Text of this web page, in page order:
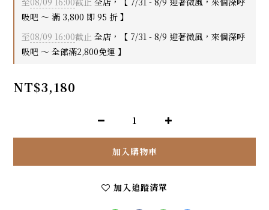
吸吧 ～ 滿 3,800 即 95 折 】
至08/09 16:00截止 全店，【 7/31 - 8/9 迎著微風，來個深呼
吸吧 ～ 全館滿2,800免運 】
NT$3,180
加入購物車
加入追蹤清單